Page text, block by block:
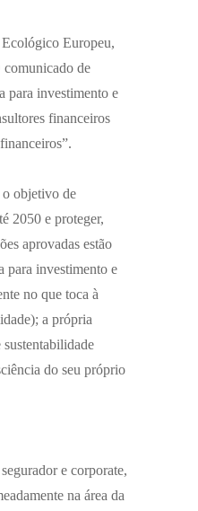
Europeu,
comunicado de
para investimento e
financeiros
.
o objetivo de
2050 e proteger,
aprovadas estão
para investimento e
no que toca à
a própria
do seu próprio
e corporate,
na área da